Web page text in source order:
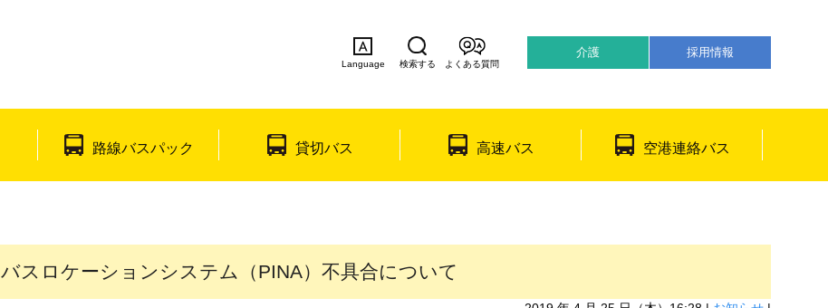
Language 検索する よくある質問
介護 採用情報
路線バスパック 貸切バス 高速バス 空港連絡バス
バスロケーションシステム（PINA）不具合について